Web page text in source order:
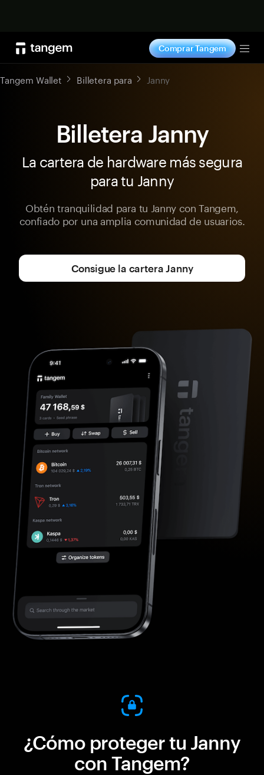
Comprar Tangem
Tangem Wallet Billetera para Janny
Billetera Janny
La cartera de hardware más segura
para tu Janny
Obtén tranquilidad para tu Janny con Tangem,
confiado por una amplia comunidad de usuarios.
Consigue la cartera Janny
¿Cómo proteger tu Janny
con Tangem?